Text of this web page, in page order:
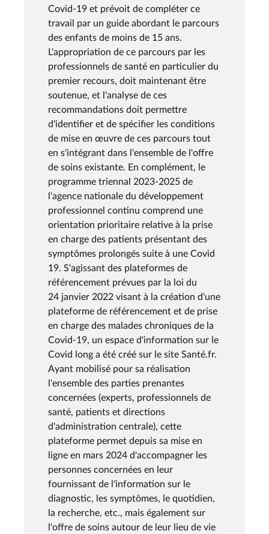
Covid-19 et prévoit de compléter ce
travail par un guide abordant le parcours
des enfants de moins de 15 ans.
L'appropriation de ce parcours par les
professionnels de santé en particulier du
premier recours, doit maintenant être
soutenue, et l'analyse de ces
recommandations doit permettre
d'identifier et de spécifier les conditions
de mise en œuvre de ces parcours tout
en s'intégrant dans l'ensemble de l'offre
de soins existante. En complément, le
programme triennal 2023-2025 de
l'agence nationale du développement
professionnel continu comprend une
orientation prioritaire relative à la prise
en charge des patients présentant des
symptômes prolongés suite à une Covid
19. S'agissant des plateformes de
référencement prévues par la loi du
24 janvier 2022 visant à la création d'une
plateforme de référencement et de prise
en charge des malades chroniques de la
Covid-19, un espace d'information sur le
Covid long a été créé sur le site Santé.fr.
Ayant mobilisé pour sa réalisation
l'ensemble des parties prenantes
concernées (experts, professionnels de
santé, patients et directions
d'administration centrale), cette
plateforme permet depuis sa mise en
ligne en mars 2024 d'accompagner les
personnes concernées en leur
fournissant de l'information sur le
diagnostic, les symptômes, le quotidien,
la recherche, etc., mais également sur
l'offre de soins autour de leur lieu de vie